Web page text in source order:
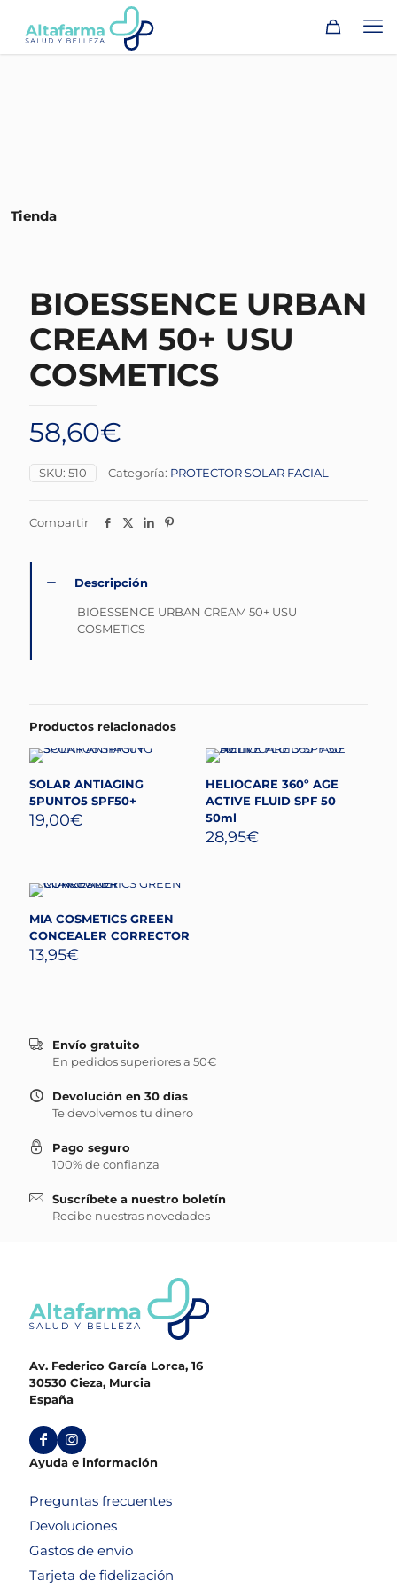
Tienda
BIOESSENCE URBAN
CREAM 50+ USU
COSMETICS
58,60€
SKU: 510 Categoría: PROTECTOR SOLAR FACIAL
Compartir
Descripción
BIOESSENCE URBAN CREAM 50+ USU
COSMETICS
Productos relacionados
SOLAR ANTIAGING
5PUNTO5 SPF50+
19,00€
HELIOCARE 360º AGE
ACTIVE FLUID SPF 50
50ml
28,95€
MIA COSMETICS GREEN
CONCEALER CORRECTOR
13,95€
Envío gratuito
En pedidos superiores a 50€
Devolución en 30 días
Te devolvemos tu dinero
Pago seguro
100% de confianza
Suscríbete a nuestro boletín
Recibe nuestras novedades
Av. Federico García Lorca, 16
30530 Cieza, Murcia
España
Ayuda e información
Preguntas frecuentes
Devoluciones
Gastos de envío
Tarjeta de fidelización